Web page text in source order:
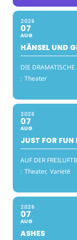
2026
07
AUG
HÄNSEL UND
DIE DRAMATISCHE
: Theater
2026
07
AUG
JUST FOR FUN
AUF DER
: Theater, Varieté
2026
07
AUG
ASHES